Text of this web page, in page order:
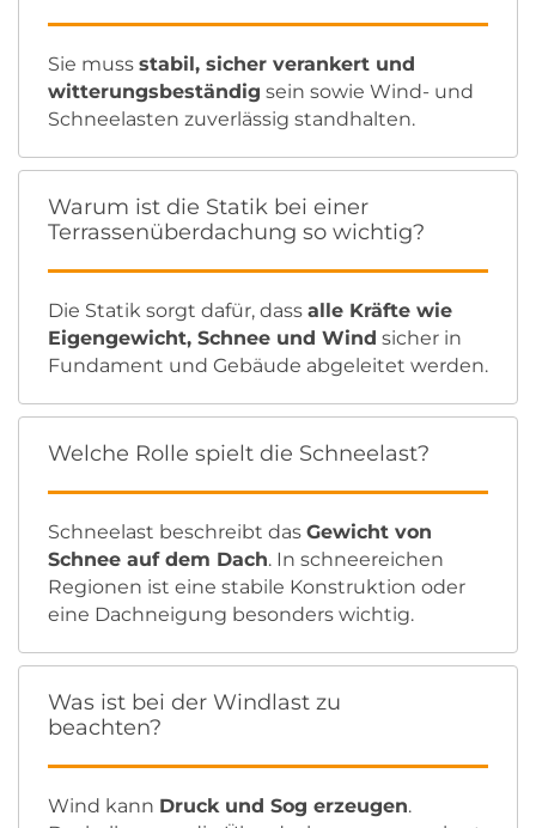
Sie muss stabil, sicher verankert und
witterungsbeständig sein sowie Wind- und
Schneelasten zuverlässig standhalten.
Warum ist die Statik bei einer
Terrassenüberdachung so wichtig?
Die Statik sorgt dafür, dass alle Kräfte wie
Eigengewicht, Schnee und Wind sicher in
Fundament und Gebäude abgeleitet werden.
Welche Rolle spielt die Schneelast?
Schneelast beschreibt das Gewicht von
Schnee auf dem Dach. In schneereichen
Regionen ist eine stabile Konstruktion oder
eine Dachneigung besonders wichtig.
Was ist bei der Windlast zu
beachten?
Wind kann Druck und Sog erzeugen.